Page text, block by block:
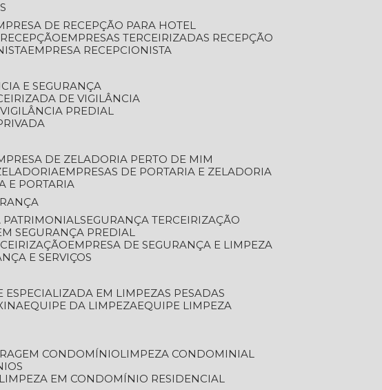
DE RECEPÇÃO PARA HOTEL
EMPRESAS TERCEIRIZADAS RECEPÇÃO
EMPRESA RECEPCIONISTA
E SEGURANÇA
DE VIGILÂNCIA
VIGILÂNCIA PREDIAL
DE ZELADORIA PERTO DE MIM
EMPRESAS DE PORTARIA E ZELADORIA
E PORTARIA
PATRIMONIAL SEGURANÇA TERCEIRIZAÇÃO
SEGURANÇA PREDIAL
EMPRESA DE SEGURANÇA E LIMPEZA
E SERVIÇOS
ESPECIALIZADA EM LIMPEZAS PESADAS
EQUIPE DA LIMPEZA EQUIPE LIMPEZA
CONDOMÍNIO
LIMPEZA CONDOMINIAL
LIMPEZA EM CONDOMÍNIO RESIDENCIAL